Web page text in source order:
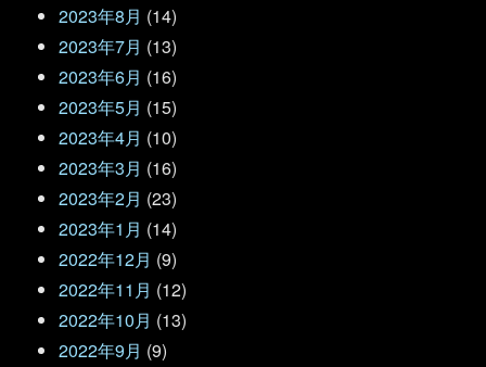
2023年8月 (14)
2023年7月 (13)
2023年6月 (16)
2023年5月 (15)
2023年4月 (10)
2023年3月 (16)
2023年2月 (23)
2023年1月 (14)
2022年12月 (9)
2022年11月 (12)
2022年10月 (13)
2022年9月 (9)